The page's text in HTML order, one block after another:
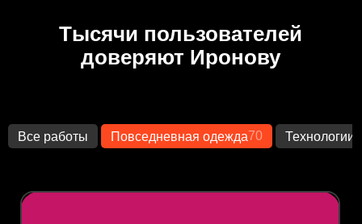
Тысячи пользователей
доверяют Иронову
Все работы Повседневная одежда70 Технологии